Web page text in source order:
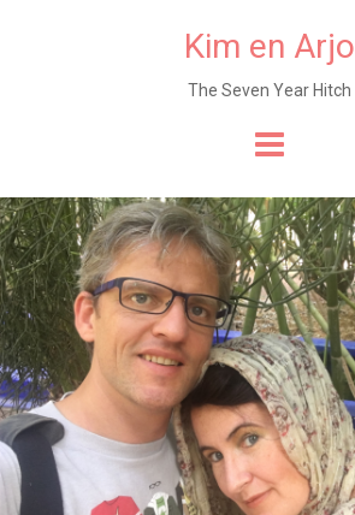
Kim en Arjo
The Seven Year Hitch
de
content